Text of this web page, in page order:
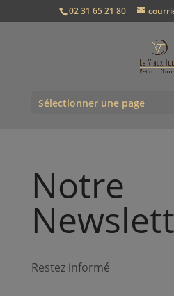
02 31 65 21 80
Sélectionner une page
Notre
Restez informé